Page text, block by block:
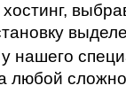
хостинг,
у нашего
любой